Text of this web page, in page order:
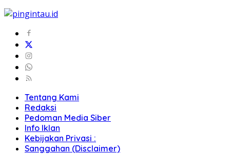
Tentang Kami
Redaksi
Pedoman Media Siber
Info Iklan
Kebijakan Privasi :
Sanggahan (Disclaimer)